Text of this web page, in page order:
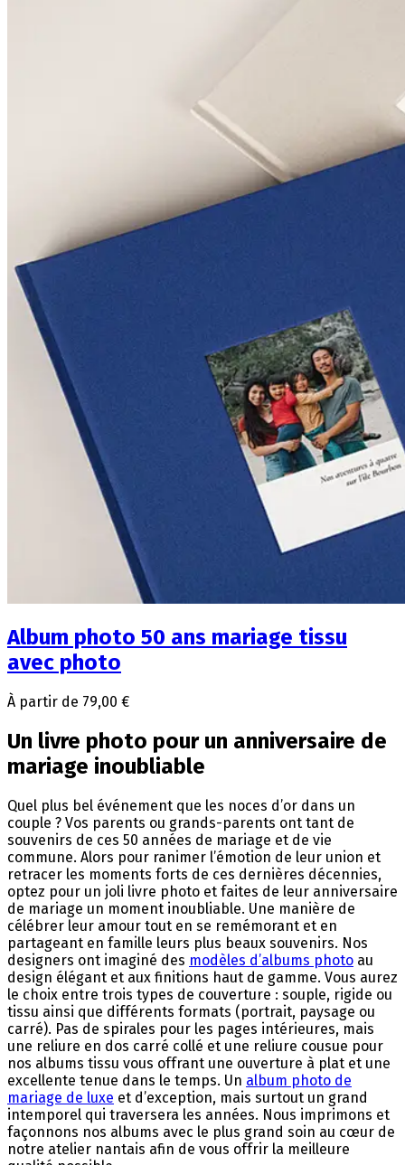
Album photo 50 ans mariage tissu
avec photo
À partir de 79,00 €
Un livre photo pour un anniversaire de
mariage inoubliable
Quel plus bel événement que les noces d’or dans un
couple ? Vos parents ou grands-parents ont tant de
souvenirs de ces 50 années de mariage et de vie
commune. Alors pour ranimer l’émotion de leur union et
retracer les moments forts de ces dernières décennies,
optez pour un joli livre photo et faites de leur anniversaire
de mariage un moment inoubliable. Une manière de
célébrer leur amour tout en se remémorant et en
partageant en famille leurs plus beaux souvenirs. Nos
designers ont imaginé des modèles d’albums photo au
design élégant et aux finitions haut de gamme. Vous aurez
le choix entre trois types de couverture : souple, rigide ou
tissu ainsi que différents formats (portrait, paysage ou
carré). Pas de spirales pour les pages intérieures, mais
une reliure en dos carré collé et une reliure cousue pour
nos albums tissu vous offrant une ouverture à plat et une
excellente tenue dans le temps. Un album photo de
mariage de luxe et d’exception, mais surtout un grand
intemporel qui traversera les années. Nous imprimons et
façonnons nos albums avec le plus grand soin au cœur de
notre atelier nantais afin de vous offrir la meilleure